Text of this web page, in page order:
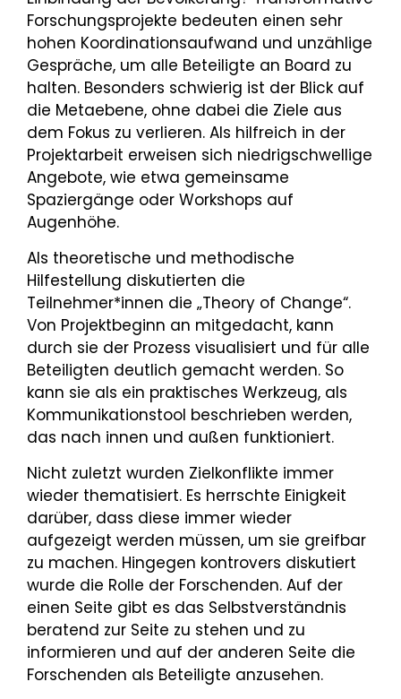
Forschungsprojekte bedeuten einen sehr
hohen Koordinationsaufwand und unzählige
Gespräche, um alle Beteiligte an Board zu
halten. Besonders schwierig ist der Blick auf
die Metaebene, ohne dabei die Ziele aus
dem Fokus zu verlieren. Als hilfreich in der
Projektarbeit erweisen sich niedrigschwellige
Angebote, wie etwa gemeinsame
Spaziergänge oder Workshops auf
Augenhöhe.
Als theoretische und methodische
Hilfestellung diskutierten die
Teilnehmer*innen die „Theory of Change“.
Von Projektbeginn an mitgedacht, kann
durch sie der Prozess visualisiert und für alle
Beteiligten deutlich gemacht werden. So
kann sie als ein praktisches Werkzeug, als
Kommunikationstool beschrieben werden,
das nach innen und außen funktioniert.
Nicht zuletzt wurden Zielkonflikte immer
wieder thematisiert. Es herrschte Einigkeit
darüber, dass diese immer wieder
aufgezeigt werden müssen, um sie greifbar
zu machen. Hingegen kontrovers diskutiert
wurde die Rolle der Forschenden. Auf der
einen Seite gibt es das Selbstverständnis
beratend zur Seite zu stehen und zu
informieren und auf der anderen Seite die
Forschenden als Beteiligte anzusehen.